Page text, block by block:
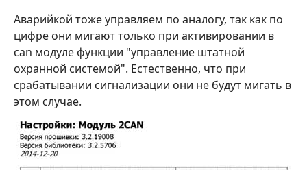
Аварийкой тоже управляем по аналогу, так как по
цифре они мигают только при активировании в
can модуле функции "управление штатной
охранной системой". Естественно, что при
срабатывании сигнализации они не будут мигать в
этом случае.